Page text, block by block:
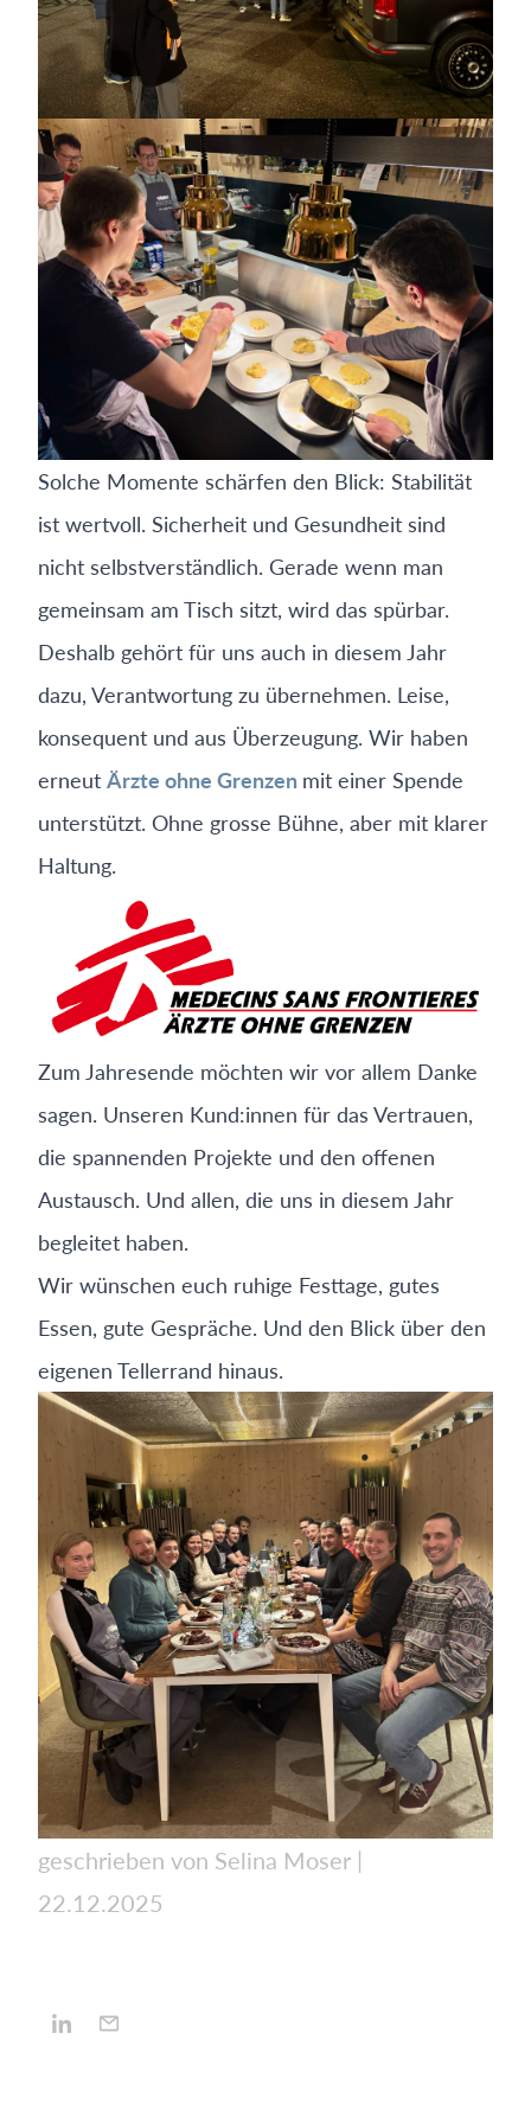
Solche Momente schärfen den Blick: Stabilität
ist wertvoll. Sicherheit und Gesundheit sind
nicht selbstverständlich. Gerade wenn man
gemeinsam am Tisch sitzt, wird das spürbar.
Deshalb gehört für uns auch in diesem Jahr
dazu, Verantwortung zu übernehmen. Leise,
konsequent und aus Überzeugung. Wir haben
erneut Ärzte ohne Grenzen mit einer Spende
unterstützt. Ohne grosse Bühne, aber mit klarer
Haltung.
Zum Jahresende möchten wir vor allem Danke
sagen. Unseren Kund:innen für das Vertrauen,
die spannenden Projekte und den offenen
Austausch. Und allen, die uns in diesem Jahr
begleitet haben.
Wir wünschen euch ruhige Festtage, gutes
Essen, gute Gespräche. Und den Blick über den
eigenen Tellerrand hinaus.
geschrieben von Selina Moser |
22.12.2025